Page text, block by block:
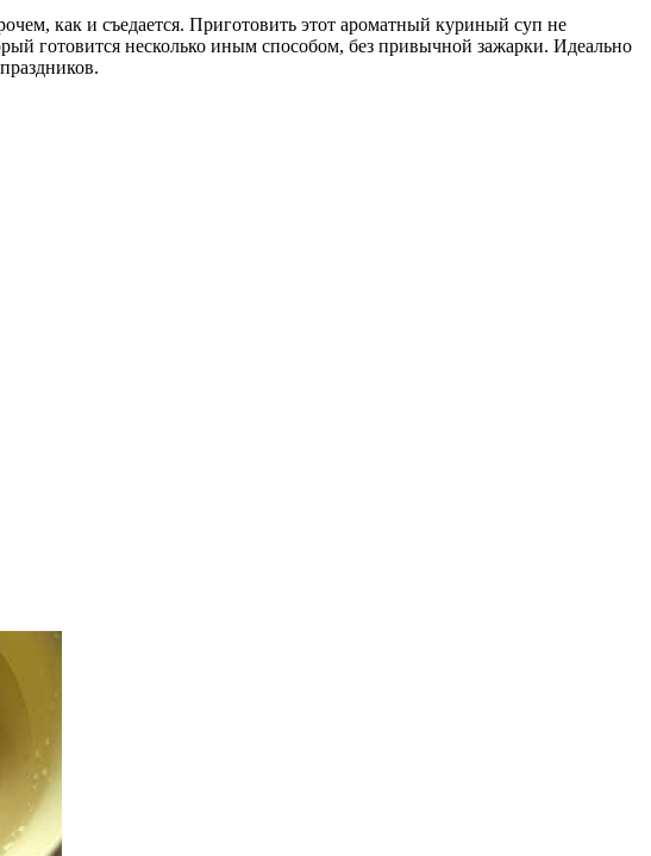
как и съедается. Приготовить этот ароматный куриный суп не
готовится несколько иным способом, без привычной зажарки. Идеально